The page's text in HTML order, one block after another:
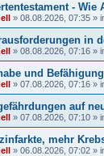
-
» 08.08.2026, 07:35 »
in
» 08.08.2026, 07:16 »
und
» 07.08.2026, 07:16 »
auf
» 07.08.2026, 07:10 »
mehr
» 06.08.2026, 07:02 »